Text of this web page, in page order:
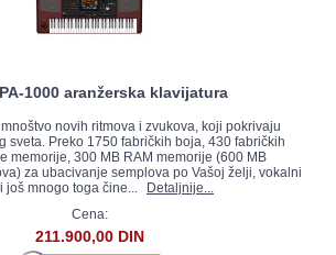
1000 aranžerska klavijatura
novih ritmova i zvukova, koji pokrivaju
sveta. Preko 1750 fabričkih boja, 430 fabričkih
memorije, 300 MB RAM memorije (600 MB
za ubacivanje semplova po Vašoj želji, vokalni
još mnogo toga čine...
Detaljnije...
Cena:
211.900,00 DIN